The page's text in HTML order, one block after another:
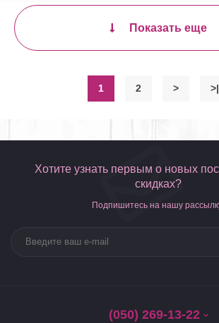
Показать еще
1 2 > >|
Хотите узнать первым о новых
скидках?
Подпишитесь на нашу
(050) 269-13-22